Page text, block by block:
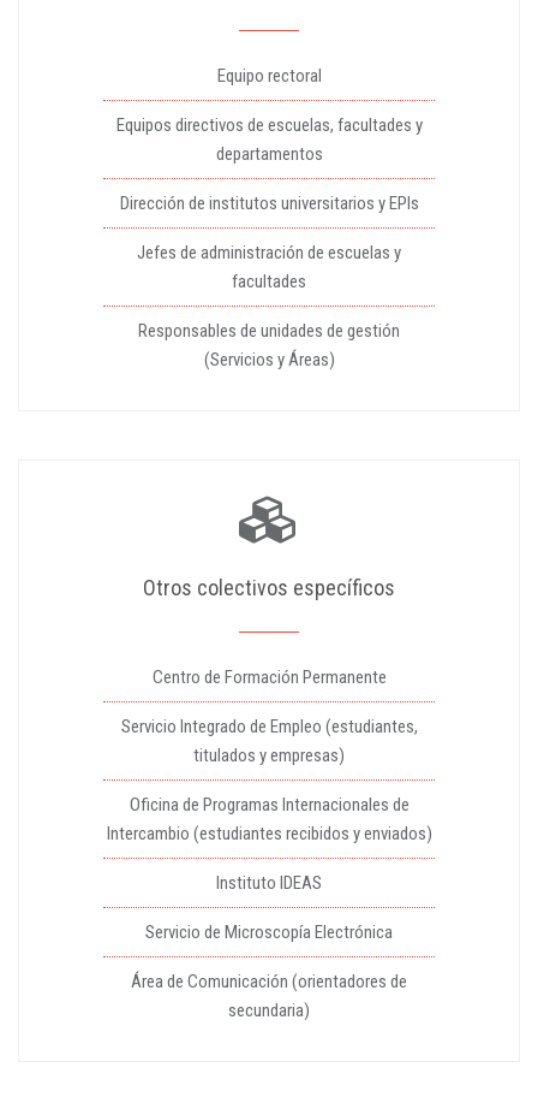
Equipo rectoral
Equipos directivos de escuelas, facultades y
departamentos
Dirección de institutos universitarios y EPIs
Jefes de administración de escuelas y
facultades
Responsables de unidades de gestión
(Servicios y Áreas)
Otros colectivos específicos
Centro de Formación Permanente
Servicio Integrado de Empleo (estudiantes,
titulados y empresas)
Oficina de Programas Internacionales de
Intercambio (estudiantes recibidos y enviados)
Instituto IDEAS
Servicio de Microscopía Electrónica
Área de Comunicación (orientadores de
secundaria)